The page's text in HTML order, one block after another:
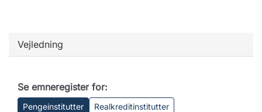
Vejledning
Se emneregister for:
Pengeinstitutter
Realkreditinstitutter